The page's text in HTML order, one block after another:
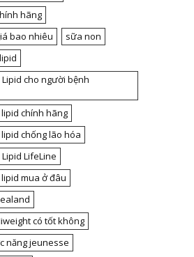
hãng
bao nhiêu
sữa non
cho người bệnh
chính hãng
chống lão hóa
LifeLine
mua ở đâu
có tốt không
năng jeunesse